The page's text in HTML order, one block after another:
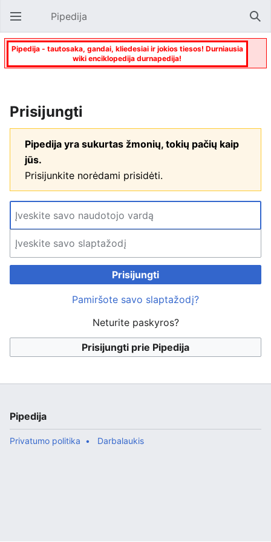
Atverti pagrindinį meniu Pipedija
Pipedija - tautosaka, gandai, kliedesiai ir jokios tiesos! Durniausia
wiki enciklopedija durnapedija!
Prisijungti
Pipedija yra sukurtas žmonių, tokių pačių kaip
jūs.
Prisijunkite norėdami prisidėti.
Prisijungti
Pamiršote savo slaptažodį?
Neturite paskyros?
Prisijungti prie Pipedija
Pipedija
Privatumo politika Darbalaukis